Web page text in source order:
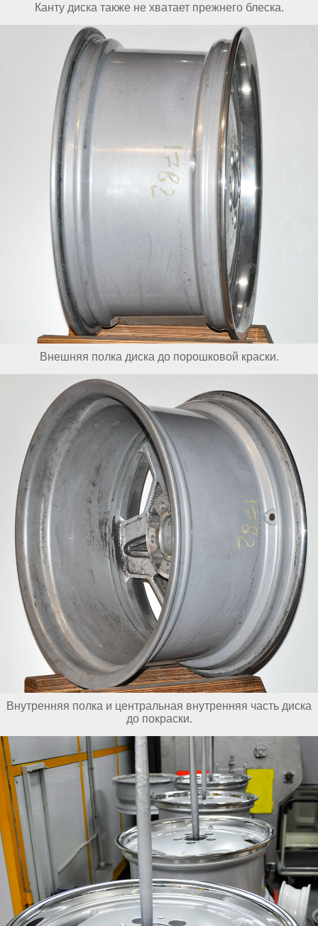
Канту диска также не хватает прежнего блеска.
Внешняя полка диска до порошковой краски.
Внутренняя полка и центральная внутренняя часть диска
до покраски.